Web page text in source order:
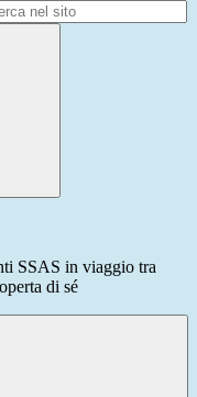
SSAS in viaggio tra
di sé